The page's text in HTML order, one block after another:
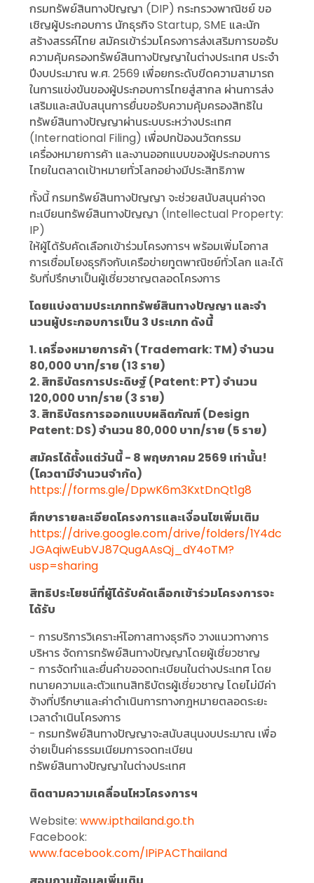
กรมทรัพย์สินทางปัญญา (DIP) กระทรวงพาณิชย์ ขอ
เชิญผู้ประกอบการ นักธุรกิจ Startup, SME และนัก
สร้างสรรค์ไทย สมัครเข้าร่วมโครงการส่งเสริมการขอรับ
ความคุ้มครองทรัพย์สินทางปัญญาในต่างประเทศ ประจำ
ปีงบประมาณ พ.ศ. 2569 เพื่อยกระดับขีดความสามารถ
ในการแข่งขันของผู้ประกอบการไทยสู่สากล ผ่านการส่ง
เสริมและสนับสนุนการยื่นขอรับความคุ้มครองสิทธิใน
ทรัพย์สินทางปัญญาผ่านระบบระหว่างประเทศ
(International Filing) เพื่อปกป้องนวัตกรรม
เครื่องหมายการค้า และงานออกแบบของผู้ประกอบการ
ไทยในตลาดเป้าหมายทั่วโลกอย่างมีประสิทธิภาพ
ทั้งนี้ กรมทรัพย์สินทางปัญญา จะช่วยสนับสนุนค่าจด
ทะเบียนทรัพย์สินทางปัญญา (Intellectual Property:
IP)
ให้ผู้ได้รับคัดเลือกเข้าร่วมโครงการฯ พร้อมเพิ่มโอกาส
การเชื่อมโยงธุรกิจกับเครือข่ายทูตพาณิชย์ทั่วโลก และได้
รับที่ปรึกษาเป็นผู้เชี่ยวชาญตลอดโครงการ
โดยแบ่งตามประเภททรัพย์สินทางปัญญา และจํา
นวนผู้ประกอบการเป็น 3 ประเภท ดังนี้
1. เครื่องหมายการค้า (Trademark: TM) จำนวน
80,000 บาท/ราย (13 ราย)
2. สิทธิบัตรการประดิษฐ์ (Patent: PT) จำนวน
120,000 บาท/ราย (3 ราย)
3. สิทธิบัตรการออกแบบผลิตภัณฑ์ (Design
Patent: DS) จำนวน 80,000 บาท/ราย (5 ราย)
สมัครได้ตั้งแต่วันนี้ - 8 พฤษภาคม 2569 เท่านั้น!
(โควตามีจำนวนจำกัด)
https://forms.gle/DpwK6m3KxtDnQt1g8
ศึกษารายละเอียดโครงการและเงื่อนไขเพิ่มเติม
https://drive.google.com/drive/folders/1Y4dc
JGAqiwEubVJ87QugAAsQj_dY4oTM?
usp=sharing
สิทธิประโยชน์ที่ผู้ได้รับคัดเลือกเข้าร่วมโครงการจะ
ได้รับ
- การบริการวิเคราะห์โอกาสทางธุรกิจ วางแนวทางการ
บริหาร จัดการทรัพย์สินทางปัญญาโดยผู้เชี่ยวชาญ
- การจัดทําและยื่นคําขอจดทะเบียนในต่างประเทศ โดย
ทนายความและตัวแทนสิทธิบัตรผู้เชี่ยวชาญ โดยไม่มีค่า
จ้างที่ปรึกษาและค่าดําเนินการทางกฎหมายตลอดระยะ
เวลาดําเนินโครงการ
- กรมทรัพย์สินทางปัญญาจะสนับสนุนงบประมาณ เพื่อ
จ่ายเป็นค่าธรรมเนียมการจดทะเบียน
ทรัพย์สินทางปัญญาในต่างประเทศ
ติดตามความเคลื่อนไหวโครงการฯ
Website:www.ipthailand.go.th
Facebook:
www.facebook.com/IPiPACThailand